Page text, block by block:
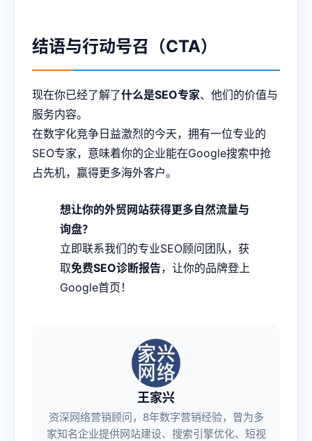
结语与行动号召（CTA）
现在你已经了解了什么是SEO专家、他们的价值与
服务内容。
在数字化竞争日益激烈的今天，拥有一位专业的
SEO专家，意味着你的企业能在Google搜索中抢
占先机，赢得更多海外客户。
想让你的外贸网站获得更多自然流量与
询盘？
立即联系我们的专业SEO顾问团队，获
取免费SEO诊断报告，让你的品牌登上
Google首页！
王家兴
资深网络营销顾问，8年数字营销经验，曾为多
家知名企业提供网站建设、搜索引擎优化、短视